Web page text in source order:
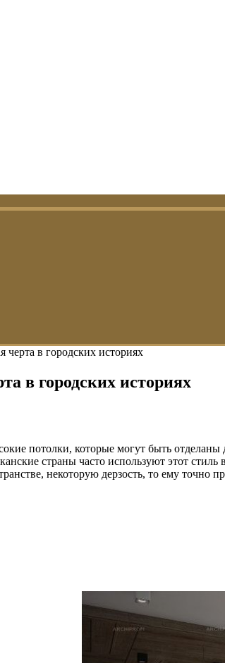
черта в городских историях
в городских историях
потолки, которые могут быть
страны часто используют этот
некоторую дерзость, то ему точно